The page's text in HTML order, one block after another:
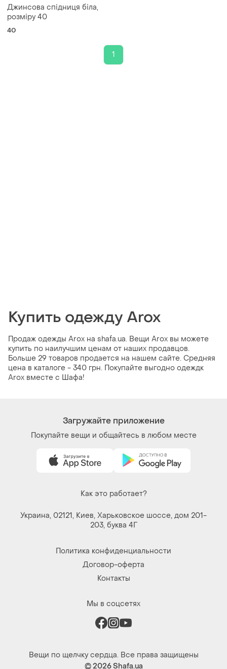
Джинсова спідниця біла,
розміру 40
40
1
Купить одежду Arox
Продаж одежды Arox на shafa.ua. Вещи Arox вы можете
купить по наилучшим ценам от наших продавцов.
Больше 29 товаров продается на нашем сайте. Средняя
цена в каталоге - 340 грн. Покупайте выгодно одеждк
Arox вместе с Шафа!
Загружайте приложение
Покупайте вещи и общайтесь в любом месте
Как это работает?
Украина, 02121, Киев, Харьковское шоссе, дом 201-
203, буква 4Г
Политика конфиденциальности
Договор-оферта
Контакты
Мы в соцсетях
Вещи по щелчку сердца. Все права защищены
© 2026Shafa.ua